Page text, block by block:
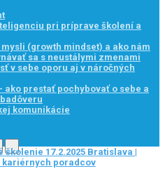
pri príprave školení a
(growth mindset) a ako nám
sa s neustálymi zmenami
v sebe oporu aj v náročných
ako prestať pochybovať o sebe a
komunikácie